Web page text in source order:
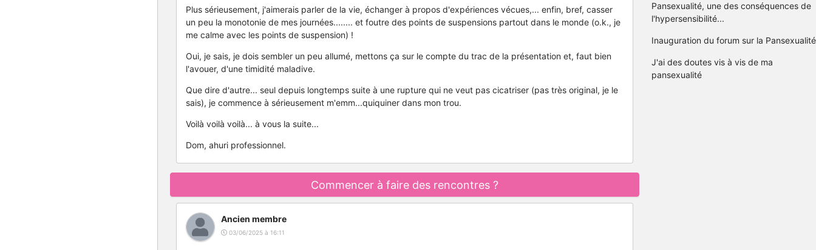
Plus sérieusement, j'aimerais parler de la vie, échanger à propos d'expériences vécues,... enfin, bref, casser
un peu la monotonie de mes journées........ et foutre des points de suspensions partout dans le monde (o.k., je
me calme avec les points de suspension) !
Oui, je sais, je dois sembler un peu allumé, mettons ça sur le compte du trac de la présentation et, faut bien
l'avouer, d'une timidité maladive.
Que dire d'autre... seul depuis longtemps suite à une rupture qui ne veut pas cicatriser (pas très original, je le
sais), je commence à sérieusement m'emm...quiquiner dans mon trou.
Voilà voilà voilà... à vous la suite...
Dom, ahuri professionnel.
Commencer à faire des rencontres ?
Ancien membre
03/06/2025 à 16:11
Pansexualité, une des conséquences de
l'hypersensibilité...
Inauguration du forum sur la Pansexualité
J'ai des doutes vis à vis de ma
pansexualité